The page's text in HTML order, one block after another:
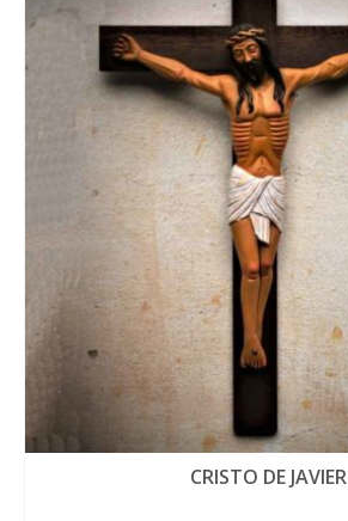
CRISTO DE JAVIER